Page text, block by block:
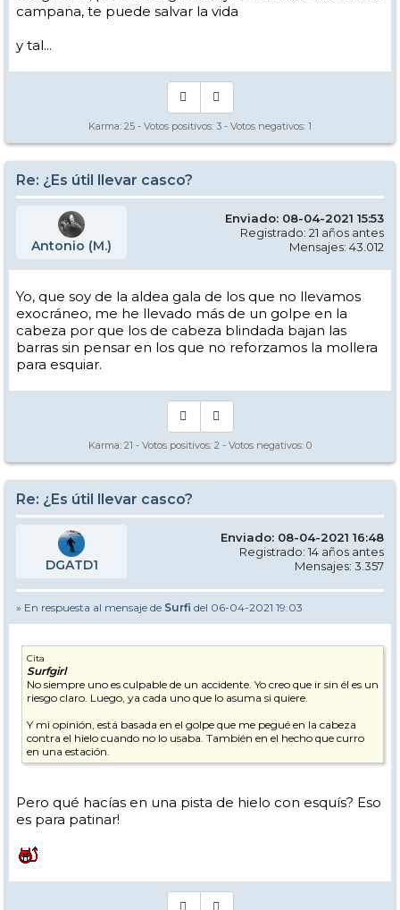
campana, te puede salvar la vida
y tal...
Karma: 25 - Votos positivos: 3 - Votos negativos: 1
Re: ¿Es útil llevar casco?
Antonio (M.)
Enviado: 08-04-2021 15:53
Registrado: 21 años antes
Mensajes: 43.012
Yo, que soy de la aldea gala de los que no llevamos
exocráneo, me he llevado más de un golpe en la
cabeza por que los de cabeza blindada bajan las
barras sin pensar en los que no reforzamos la mollera
para esquiar.
Karma: 21 - Votos positivos: 2 - Votos negativos: 0
Re: ¿Es útil llevar casco?
DGATD1
Enviado: 08-04-2021 16:48
Registrado: 14 años antes
Mensajes: 3.357
» En respuesta al mensaje de Surfi del 06-04-2021 19:03
Cita
Surfgirl
No siempre uno es culpable de un accidente. Yo creo que ir sin él es un
riesgo claro. Luego, ya cada uno que lo asuma si quiere.
Y mi opinión, está basada en el golpe que me pegué en la cabeza
contra el hielo cuando no lo usaba. También en el hecho que curro
en una estación.
Pero qué hacías en una pista de hielo con esquís? Eso
es para patinar!